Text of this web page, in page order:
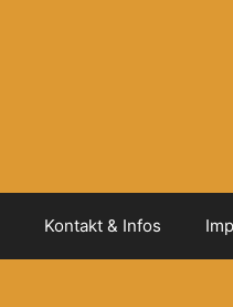
Kontakt & Infos